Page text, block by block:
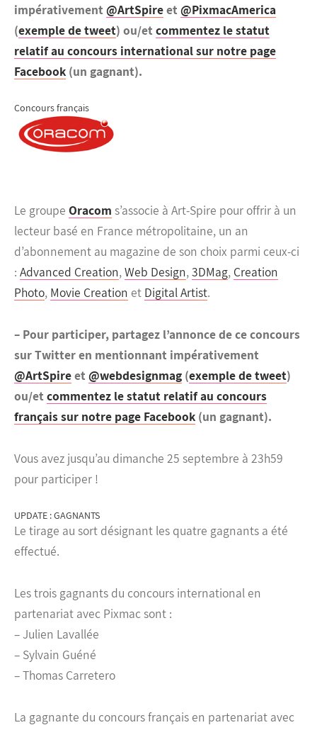
impérativement @ArtSpireet @PixmacAmerica
(exemple de tweet) ou/et commentez le statut
relatif au concours international sur notre page
Facebook (un gagnant).
Concours français
Le groupe Oracom s’associe à Art-Spire pour offrir à un
lecteur basé en France métropolitaine, un an
d’abonnement au magazine de son choix parmi ceux-ci
: Advanced Creation,Web Design,3DMag, Creation
Photo, Movie Creation et Digital Artist.
– Pour participer, partagez l’annonce de ce concours
sur Twitter en mentionnant impérativement
@ArtSpireet @webdesignmag (exemple de tweet)
ou/et commentez le statut relatif au concours
français sur notre page Facebook (un gagnant).
Vous avez jusqu’au dimanche 25 septembre à 23h59
pour participer !
UPDATE : GAGNANTS
Le tirage au sort désignant les quatre gagnants a été
effectué.
Les trois gagnants du concours international en
partenariat avec Pixmac sont :
– Julien Lavallée
– Sylvain Guéné
– Thomas Carretero
La gagnante du concours français en partenariat avec